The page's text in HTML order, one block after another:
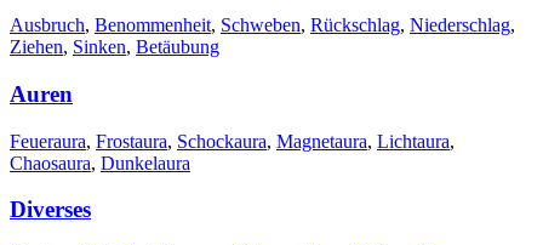
Ausbruch, Benommenheit, Schweben, Rückschlag, Niederschlag,
Ziehen, Sinken, Betäubung
Auren
Feueraura, Frostaura, Schockaura, Magnetaura, Lichtaura,
Chaosaura, Dunkelaura
Diverses